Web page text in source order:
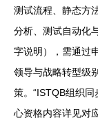
测试流程、静态方
分析、测试自动化
字说明），需通过
领导与战略转型级
策。“ISTQB组织
心资格内容详见对